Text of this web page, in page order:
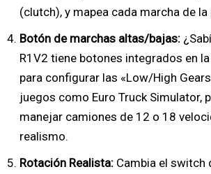
(clutch), y mapea cada marcha de la
Botón de marchas altas/bajas:
R1V2 tiene botones integrados en
para configurar las «Low/High
juegos como Euro Truck Simulator,
manejar camiones de 12 o 18
realismo.
Rotación Realista: Cambia el switch